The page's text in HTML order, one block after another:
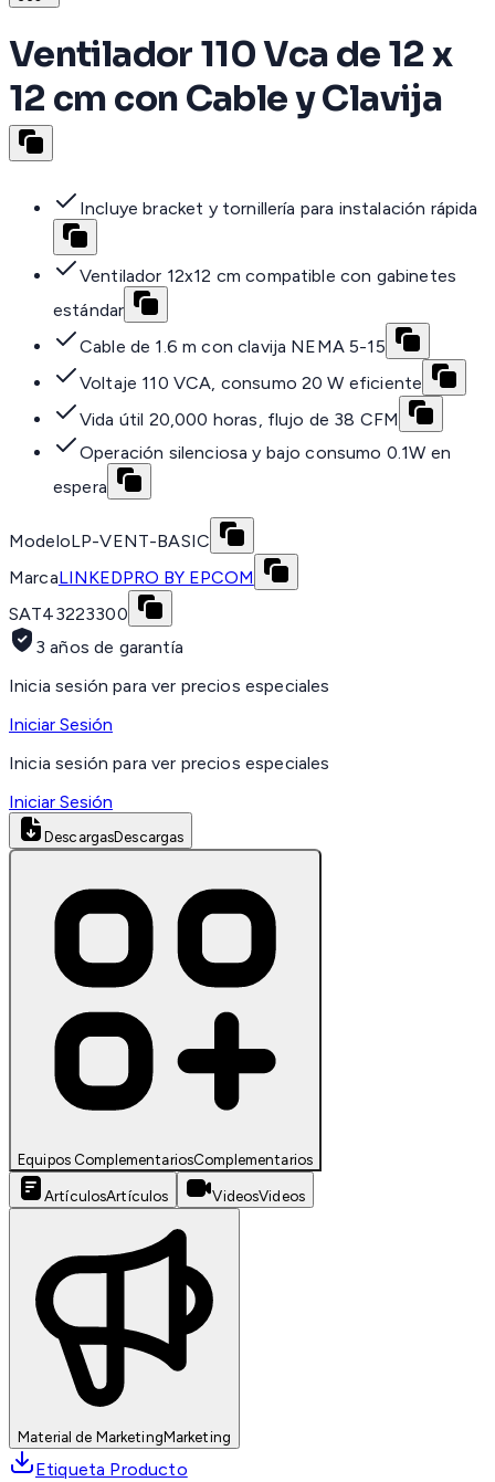
Ventilador 110 Vca de 12 x
12 cm con Cable y Clavija
Incluye bracket y tornillería para instalación rápida
Ventilador 12x12 cm compatible con gabinetes
estándar
Cable de 1.6 m con clavija NEMA 5-15
Voltaje 110 VCA, consumo 20 W eficiente
Vida útil 20,000 horas, flujo de 38 CFM
Operación silenciosa y bajo consumo 0.1W en
espera
ModeloLP-VENT-BASIC
MarcaLINKEDPRO BY EPCOM
SAT43223300
3 años de garantía
Inicia sesión para ver precios especiales
Iniciar Sesión
Inicia sesión para ver precios especiales
Iniciar Sesión
DescargasDescargas
Equipos ComplementariosComplementarios
ArtículosArtículos VideosVideos
Material de MarketingMarketing
Etiqueta Producto